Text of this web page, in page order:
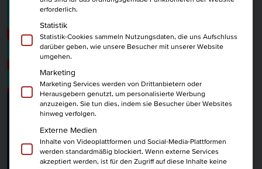
Herzklopfen // 27.06.2022
Die Kunst, sich selbst neu zu
erfinden
erforderlich.
Statistik
Statistik-Cookies sammeln Nutzungsdaten, die uns Aufschluss
darüber geben, wie unsere Besucher mit unserer Website
umgehen.
Marketing
Marketing Services werden von Drittanbietern oder
Herausgebern genutzt, um personalisierte Werbung
anzuzeigen. Sie tun dies, indem sie Besucher über Websites
hinweg verfolgen.
Externe Medien
Inhalte von Videoplattformen und Social-Media-Plattformen
werden standardmäßig blockiert. Wenn externe Services
akzeptiert werden, ist für den Zugriff auf diese Inhalte keine